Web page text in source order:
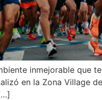
inmejorable que
en la Zona Village